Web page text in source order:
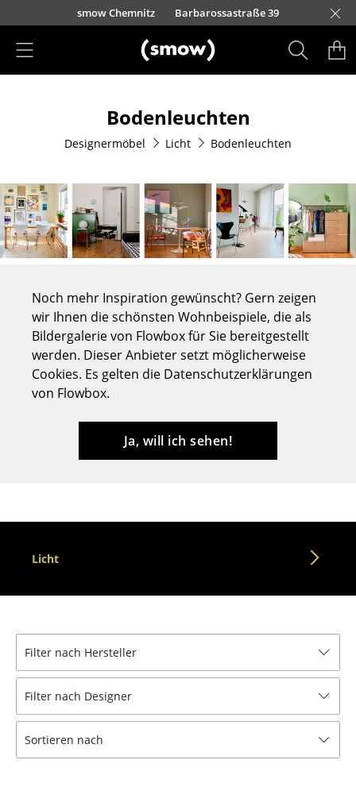
Direkt zum Inhalt
100
smow Chemnitz Barbarossastraße 39smow Düsseldorf
smow Essen
smow Frankfurt
smow Freiburg
smow Hamburg
smow Hannover
smow Kempten
smow Köln
smow Konstanz
smow Leipzig
smow Solothurn
smow Mainz
smow München
smow Nürnberg
smow Schwarzwald
smow Stuttgart
Esszimmerstühle
Sofas
Sessel
Loungesessel
Freischwinger
Barhocker
Hocker
Bürodrehstühle
Konferenzstühle
Bürosessel
... alle Sitzmöbel
Tische
Bodenleuchten
Designermöbel Licht Bodenleuchten
Noch mehr Inspiration gewünscht? Gern zeigen
wir Ihnen die schönsten Wohnbeispiele, die als
Bildergalerie von Flowbox für Sie bereitgestellt
werden. Dieser Anbieter setzt möglicherweise
Cookies. Es gelten die Datenschutzerklärungen
von Flowbox.
Ja, will ich sehen!
Licht
Filter nach Hersteller
Filter nach Designer
Sortieren nach